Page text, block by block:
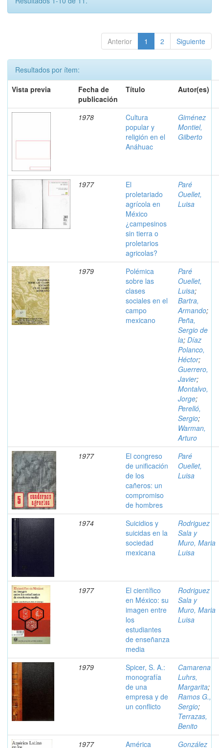
Anterior 1 2 Siguiente
Resultados por ítem:
Vista previa
Fecha de
publicación
Título Autor(es)
1978
Cultura
popular y
religión en el
Anáhuac
Giménez
Montiel,
Gilberto
1977
El
proletariado
agrícola en
México
¿campesinos
sin tierra o
proletarios
agricolas?
Paré
Ouellet,
Luisa
1979
Polémica
sobre las
clases
sociales en el
campo
mexicano
Paré
Ouellet,
Luisa;
Bartra,
Armando;
Peña,
Sergio de
la; Díaz
Polanco,
Héctor;
Guerrero,
Javier;
Montalvo,
Jorge;
Perelló,
Sergio;
Warman,
Arturo
1977
El congreso
de unificación
de los
cañeros: un
compromiso
de hombres
Paré
Ouellet,
Luisa
1974
Suicidios y
suicidas en la
sociedad
mexicana
Rodriguez
Sala y
Muro, Maria
Luisa
1977
El científico
en México: su
imagen entre
los
estudiantes
de enseñanza
media
Rodriguez
Sala y
Muro, Maria
Luisa
1979
Spicer, S. A.:
monografía
de una
empresa y de
un conflicto
Camarena
Luhrs,
Margarita;
Ramos G.,
Sergio;
Terrazas,
Benito
1977
América González